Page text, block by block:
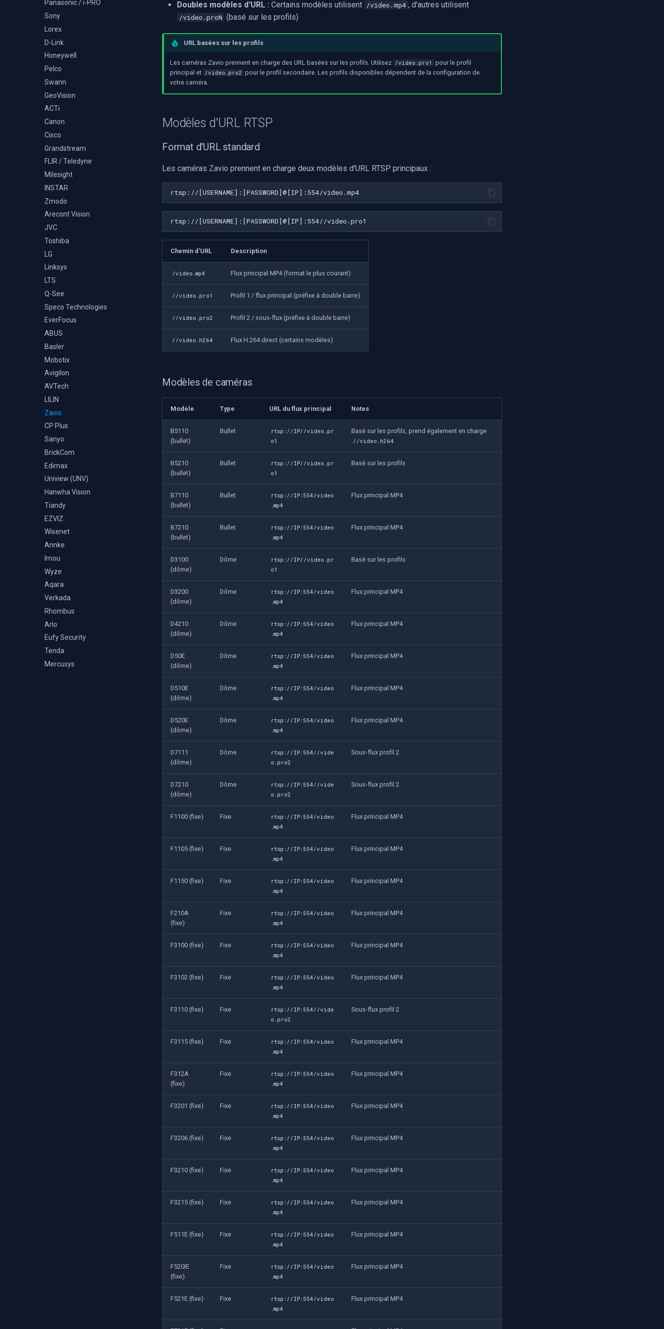
Détection d'événements
OnVideoFrameBitmap
Lire les informations du
fichier
Sélectionner le moteur de
rendu vidéo WinForms
Désinstaller un filtre
DirectShow
VideoView définir une image
personnalisée
VU-mètres
Zoom sur une image vidéo
Zoom vidéo plusieurs
moteurs de rendu
TS Analyzer
Decklink
NVIDIA
AMA
OpenCV
OpenGL
AWS
Spécifique à Windows
Spécifique à Linux
Spécifique à Apple
Volume par piste
Panasonic / i-PRO
Sony
Lorex
D-Link
Honeywell
Pelco
Swann
GeoVision
ACTi
Canon
Cisco
Grandstream
FLIR / Teledyne
Milesight
INSTAR
Zmodo
Arecont Vision
JVC
Toshiba
LG
Linksys
LTS
Q-See
Speco Technologies
EverFocus
ABUS
Basler
Mobotix
Avigilon
AVTech
LILIN
Zavio
CP Plus
Sanyo
BrickCom
Edimax
Uniview (UNV)
Hanwha Vision
Tiandy
EZVIZ
Wisenet
Annke
Imou
Wyze
Aqara
Verkada
Rhombus
Arlo
Eufy Security
Tenda
Mercusys
Doubles modèles d'URL : Certains modèles utilisent /video.mp4 , d'autres utilisent
/video.proN (basé sur les profils)
URL basées sur les profils
Les caméras Zavio prennent en charge des URL basées sur les profils. Utilisez /video.pro1
pour le profil
principal et /video.pro2 pour le profil secondaire. Les profils disponibles dépendent de la configuration de
votre caméra.
Modèles d'URL RTSP
Format d'URL standard
Les caméras Zavio prennent en charge deux modèles d'URL RTSP principaux :
Chemin d'URL Description
/video.mp4 Flux principal MP4 (format le plus courant)
//video.pro1 Profil 1 / flux principal (préfixe à double barre)
//video.pro2 Profil 2 / sous-flux (préfixe à double barre)
//video.h264 Flux H.264 direct (certains modèles)
Modèles de caméras
Modèle Type URL du flux principal Notes
B5110
(bullet)
Bullet
rtsp://IP//video.pr
o1
Basé sur les profils, prend également en charge
//video.h264
B5210
(bullet)
Bullet
rtsp://IP//video.pr
o1
Basé sur les profils
B7110
(bullet)
Bullet
rtsp://IP:554/video
.mp4
Flux principal MP4
B7210
(bullet)
Bullet
rtsp://IP:554/video
.mp4
Flux principal MP4
D3100
(dôme)
Dôme
rtsp://IP//video.pr
o1
Basé sur les profils
D3200
(dôme)
Dôme
rtsp://IP:554/video
.mp4
Flux principal MP4
D4210
(dôme)
Dôme
rtsp://IP:554/video
.mp4
Flux principal MP4
D50E
(dôme)
Dôme
rtsp://IP:554/video
.mp4
Flux principal MP4
D510E
(dôme)
Dôme
rtsp://IP:554/video
.mp4
Flux principal MP4
D520E
(dôme)
Dôme
rtsp://IP:554/video
.mp4
Flux principal MP4
D7111
(dôme)
Dôme
rtsp://IP:554//vide
o.pro2
Sous-flux profil 2
D7210
(dôme)
Dôme
rtsp://IP:554//vide
o.pro2
Sous-flux profil 2
F1100 (fixe) Fixe
rtsp://IP:554/video
.mp4
Flux principal MP4
F1105 (fixe) Fixe
rtsp://IP:554/video
.mp4
Flux principal MP4
F1150 (fixe) Fixe
rtsp://IP:554/video
.mp4
Flux principal MP4
F210A
(fixe)
Fixe
rtsp://IP:554/video
.mp4
Flux principal MP4
F3100 (fixe) Fixe
rtsp://IP:554/video
.mp4
Flux principal MP4
F3102 (fixe) Fixe
rtsp://IP:554/video
.mp4
Flux principal MP4
F3110 (fixe) Fixe
rtsp://IP:554//vide
o.pro2
Sous-flux profil 2
F3115 (fixe) Fixe
rtsp://IP:554/video
.mp4
Flux principal MP4
F312A
(fixe)
Fixe
rtsp://IP:554/video
.mp4
Flux principal MP4
F3201 (fixe) Fixe
rtsp://IP:554/video
.mp4
Flux principal MP4
F3206 (fixe) Fixe
rtsp://IP:554/video
.mp4
Flux principal MP4
F3210 (fixe) Fixe
rtsp://IP:554/video
.mp4
Flux principal MP4
F3215 (fixe) Fixe
rtsp://IP:554/video
.mp4
Flux principal MP4
F511E (fixe) Fixe
rtsp://IP:554/video
.mp4
Flux principal MP4
F520IE
(fixe)
Fixe
rtsp://IP:554/video
.mp4
Flux principal MP4
F521E (fixe) Fixe
rtsp://IP:554/video
.mp4
Flux principal MP4